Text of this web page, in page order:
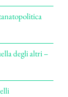
degli altri –